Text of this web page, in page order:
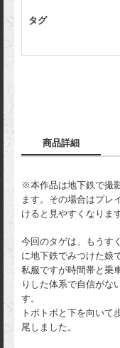
タグ
商品詳細
※本作品は地下鉄で撮
ます。その場合はプレ
けると見やすくなります
今回のタゲは、もうす
に地下鉄でみつけた娘
私服ですが時間帯と乗
りした体系で自信がな
す。
トボトボと下を向いて
尾しました。